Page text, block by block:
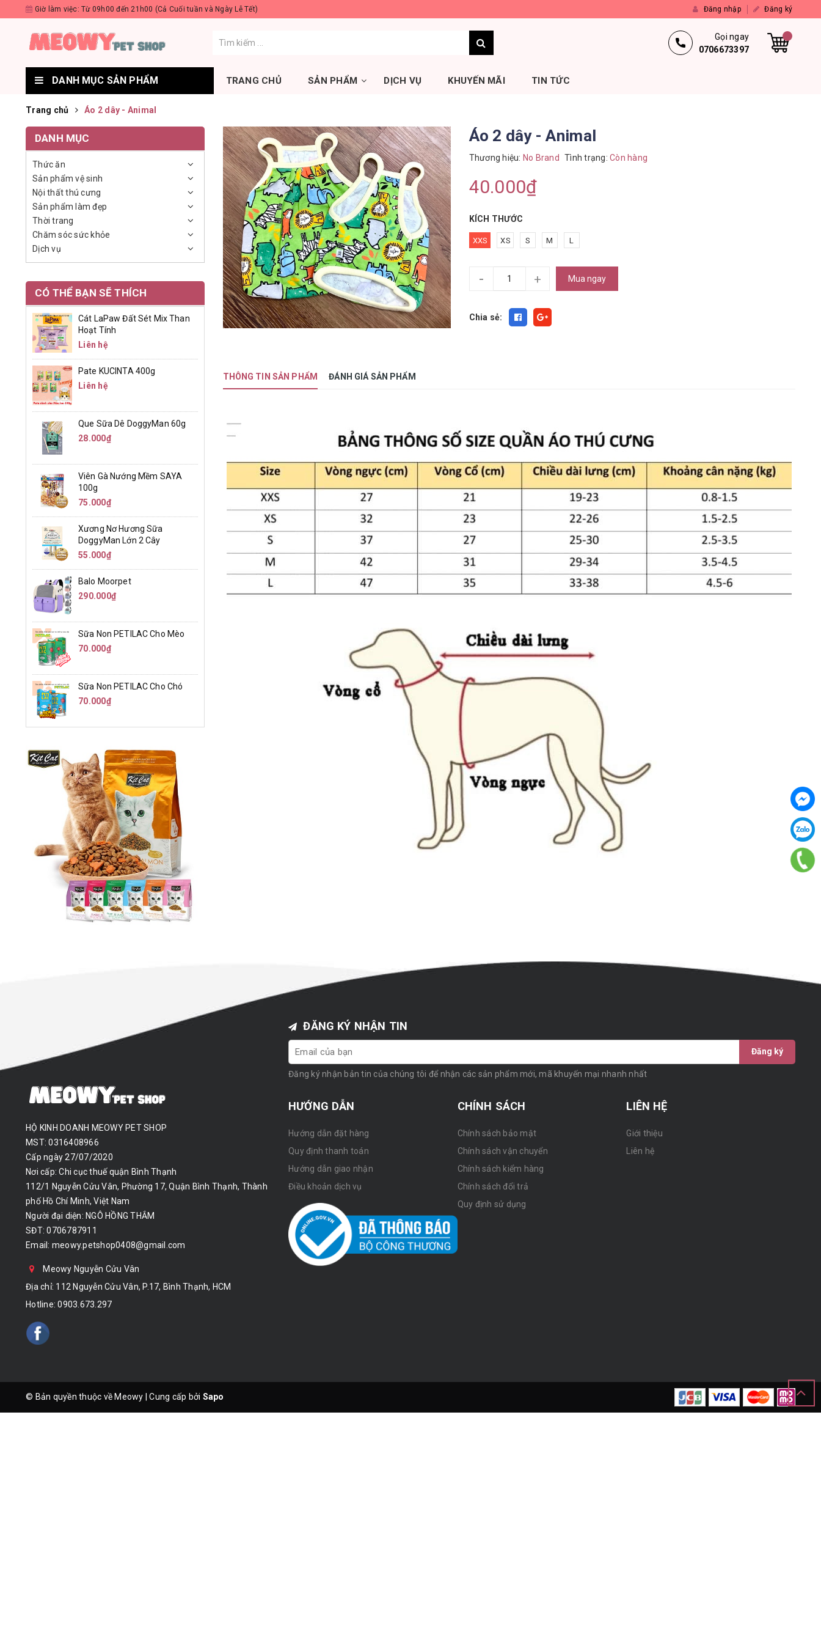
Giờ làm việc: Từ 09h00 đến 21h00 (Cả Cuối tuần và Ngày Lễ Tết) Đăng nhập Đăng ký
Gọi ngay
0706673397
DANH MỤC SẢN PHẨM TRANG CHỦ SẢN PHẨM DỊCH VỤ KHUYẾN MÃI TIN TỨC
Trang chủ Áo 2 dây - Animal
Áo 2 dây - Animal
Thương hiệu: No Brand Tình trạng: Còn hàng
40.000₫
KÍCH THƯỚC
XXS XS S M L
- + Mua ngay
Chia sẻ:
THÔNG TIN SẢN PHẨM ĐÁNH GIÁ SẢN PHẨM
DANH MỤC
Thức ăn
Sản phẩm vệ sinh
Nội thất thú cưng
Sản phẩm làm đẹp
Thời trang
Chăm sóc sức khỏe
Dịch vụ
CÓ THỂ BẠN SẼ THÍCH
Cát LaPaw Đất Sét Mix Than
Hoạt Tính
Liên hệ
Pate KUCINTA 400g
Liên hệ
Que Sữa Dê DoggyMan 60g
28.000₫
Viên Gà Nướng Mềm SAYA
100g
75.000₫
Xương Nơ Hương Sữa
DoggyMan Lớn 2 Cây
55.000₫
Balo Moorpet
290.000₫
Sữa Non PETILAC Cho Mèo
70.000₫
Sữa Non PETILAC Cho Chó
70.000₫
HỘ KINH DOANH MEOWY PET SHOP
MST: 0316408966
Cấp ngày 27/07/2020
Nơi cấp: Chi cục thuế quận Bình Thạnh
112/1 Nguyễn Cửu Vân, Phường 17, Quận Bình Thạnh, Thành
phố Hồ Chí Minh, Việt Nam
Người đại diện: NGÔ HỒNG THẮM
SĐT: 0706787911
Email: meowy.petshop0408@gmail.com
Meowy Nguyễn Cửu Vân
Địa chỉ: 112 Nguyễn Cửu Vân, P.17, Bình Thạnh, HCM
Hotline:0903.673.297
ĐĂNG KÝ NHẬN TIN
Đăng ký
Đăng ký nhận bản tin của chúng tôi để nhận các sản phẩm mới, mã khuyến mại nhanh nhất
HƯỚNG DẪN
Hướng dẫn đặt hàng
Quy định thanh toán
Hướng dẫn giao nhận
Điều khoản dịch vụ
CHÍNH SÁCH
Chính sách bảo mật
Chính sách vận chuyển
Chính sách kiểm hàng
Chính sách đổi trả
Quy định sử dụng
LIÊN HỆ
Giới thiệu
Liên hệ
© Bản quyền thuộc về Meowy Cung cấp bởi Sapo